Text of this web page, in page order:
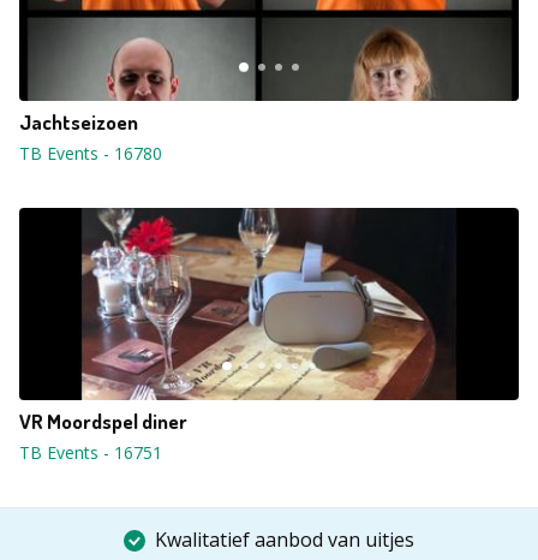
Jachtseizoen
TB Events - 16780
VR Moordspel diner
TB Events - 16751
Kwalitatief aanbod van uitjes